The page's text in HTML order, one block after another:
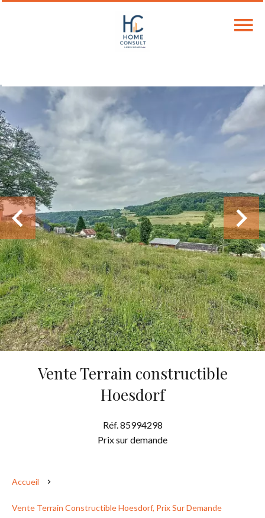
Vente Terrain constructible
Hoesdorf
Réf. 85994298
Prix sur demande
Accueil
Vente Terrain Constructible Hoesdorf, Prix Sur Demande